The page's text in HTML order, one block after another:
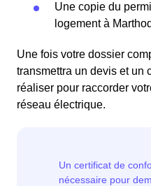
Une copie du
logement à Marthod
Une fois votre dossier
transmettra un devis et un
réaliser pour raccorder
réseau électrique.